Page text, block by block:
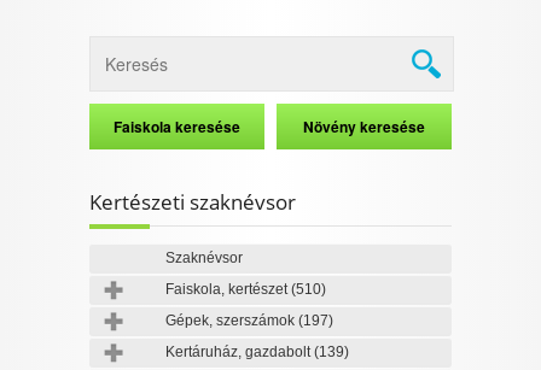
Data Deletion Privacy Policy
Kertészeti szaknévsor
Szaknévsor
Faiskola, kertészet(510)
Gépek, szerszámok (197)
Kertáruház, gazdabolt(139)